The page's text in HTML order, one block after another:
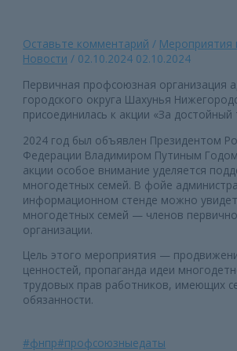
Оставьте комментарий / Мероприятия
Новости / 02.10.2024 02.10.2024
Первичная профсоюзная организация
городского округа Шахунья
присоединилась к акции «За достойный
2024 год был объявлен Президентом
Федерации Владимиром Путиным
акции особое внимание уделяется
многодетных семей. В фойе
информационном стенде можно
многодетных семей — членов
организации.
Цель этого мероприятия —
ценностей, пропаганда идеи
трудовых прав работников, имеющих
обязанности.
#фнпр#профсоюзныедаты